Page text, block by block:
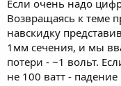
Если очень надо
Возвращаясь к теме
навскидку
1мм сечения, и мы
потери - ~1 вольт.
не 100 ватт -